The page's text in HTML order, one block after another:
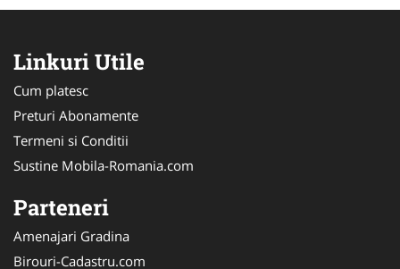
Linkuri Utile
Cum platesc
Preturi Abonamente
Termeni si Conditii
Sustine Mobila-Romania.com
Parteneri
Amenajari Gradina
Birouri-Cadastru.com